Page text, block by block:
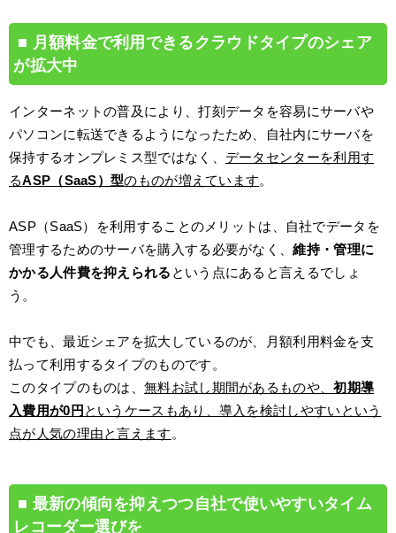
月額料金で利用できるクラウドタイプのシェア
が拡大中
インターネットの普及により、打刻データを容易にサーバや
パソコンに転送できるようになったため、自社内にサーバを
保持するオンプレミス型ではなく、 データセンターを利用す
るASP（SaaS）型のものが増えています。
ASP（SaaS）を利用することのメリットは、自社でデータを
管理するためのサーバを購入する必要がなく、維持・管理に
かかる人件費を抑えられる という点にあると言えるでしょ
う。
中でも、最近シェアを拡大しているのが、月額利用料金を支
払って利用するタイプのものです。
このタイプのものは、無料お試し期間があるものや、初期導
入費用が0円 というケースもあり、導入を検討しやすいという
点が人気の理由と言えます。
最新の傾向を抑えつつ自社で使いやすいタイム
レコーダー選びを